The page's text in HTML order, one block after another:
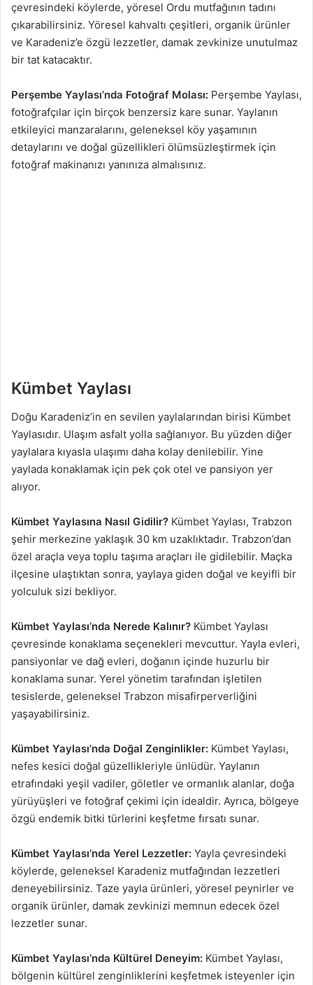
çevresindeki köylerde, yöresel Ordu mutfağının tadını
çıkarabilirsiniz. Yöresel kahvaltı çeşitleri, organik ürünler
ve Karadeniz’e özgü lezzetler, damak zevkinize unutulmaz
bir tat katacaktır.
Perşembe Yaylası’nda Fotoğraf Molası: Perşembe Yaylası,
fotoğrafçılar için birçok benzersiz kare sunar. Yaylanın
etkileyici manzaralarını, geleneksel köy yaşamının
detaylarını ve doğal güzellikleri ölümsüzleştirmek için
fotoğraf makinanızı yanınıza almalısınız.
Kümbet Yaylası
Doğu Karadeniz’in en sevilen yaylalarından birisi Kümbet
Yaylasıdır. Ulaşım asfalt yolla sağlanıyor. Bu yüzden diğer
yaylalara kıyasla ulaşımı daha kolay denilebilir. Yine
yaylada konaklamak için pek çok otel ve pansiyon yer
alıyor.
Kümbet Yaylasına Nasıl Gidilir? Kümbet Yaylası, Trabzon
şehir merkezine yaklaşık 30 km uzaklıktadır. Trabzon’dan
özel araçla veya toplu taşıma araçları ile gidilebilir. Maçka
ilçesine ulaştıktan sonra, yaylaya giden doğal ve keyifli bir
yolculuk sizi bekliyor.
Kümbet Yaylası’nda Nerede Kalınır? Kümbet Yaylası
çevresinde konaklama seçenekleri mevcuttur. Yayla evleri,
pansiyonlar ve dağ evleri, doğanın içinde huzurlu bir
konaklama sunar. Yerel yönetim tarafından işletilen
tesislerde, geleneksel Trabzon misafirperverliğini
yaşayabilirsiniz.
Kümbet Yaylası’nda Doğal Zenginlikler: Kümbet Yaylası,
nefes kesici doğal güzellikleriyle ünlüdür. Yaylanın
etrafındaki yeşil vadiler, göletler ve ormanlık alanlar, doğa
yürüyüşleri ve fotoğraf çekimi için idealdir. Ayrıca, bölgeye
özgü endemik bitki türlerini keşfetme fırsatı sunar.
Kümbet Yaylası’nda Yerel Lezzetler: Yayla çevresindeki
köylerde, geleneksel Karadeniz mutfağından lezzetleri
deneyebilirsiniz. Taze yayla ürünleri, yöresel peynirler ve
organik ürünler, damak zevkinizi memnun edecek özel
lezzetler sunar.
Kümbet Yaylası’nda Kültürel Deneyim: Kümbet Yaylası,
bölgenin kültürel zenginliklerini keşfetmek isteyenler için